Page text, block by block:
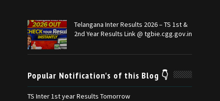
Telangana Inter Results 2026 – TS 1st &
2nd Year Results Link @ tgbie.cgg.gov.in
Popular Notification's of this Blog 👇
TS Inter 1st year Results Tomorrow